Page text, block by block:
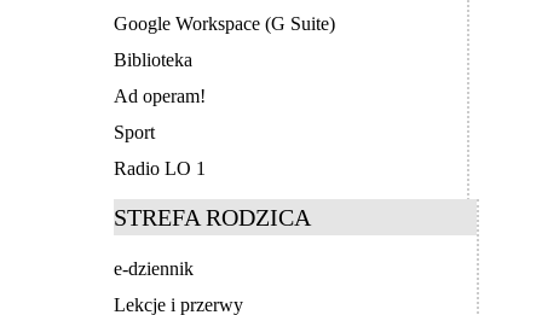
Google Workspace (G Suite)
Biblioteka
Ad operam!
Sport
Radio LO 1
STREFA RODZICA
e-dziennik
Lekcje i przerwy